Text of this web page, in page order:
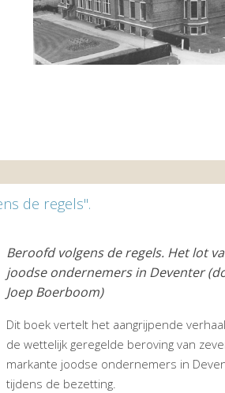
de regels".
Beroofd volgens de regels. Het lot
joodse ondernemers in Deventer
Joep Boerboom)
Dit boek vertelt het aangrijpende
de wettelijk geregelde beroving van
markante joodse ondernemers in
tijdens de bezetting.